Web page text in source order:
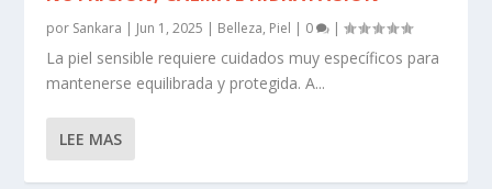
por Sankara | Jun 1, 2025 | Belleza, Piel | 0 |
La piel sensible requiere cuidados muy específicos para
mantenerse equilibrada y protegida. A...
LEE MAS